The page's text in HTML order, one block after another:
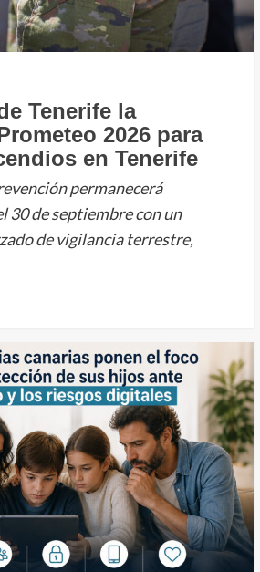
Tenerife la
2026 para
en Tenerife
permanecerá
30 de septiembre con un
de vigilancia terrestre,